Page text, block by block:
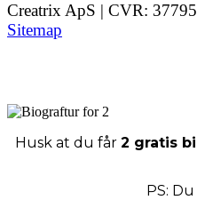
Creatrix ApS | CVR:
Sitemap
Husk at du får 2 gratis
PS: